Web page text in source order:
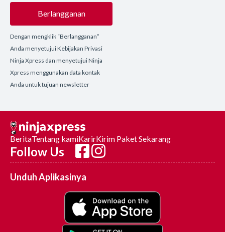
Berlangganan
Dengan mengklik “Berlangganan”
Anda menyetujui Kebijakan Privasi
Ninja Xpress dan menyetujui Ninja
Xpress menggunakan data kontak
Anda untuk tujuan newsletter
BeritaTentang kamiKarirKirim Paket Sekarang
Follow Us
Unduh Aplikasinya